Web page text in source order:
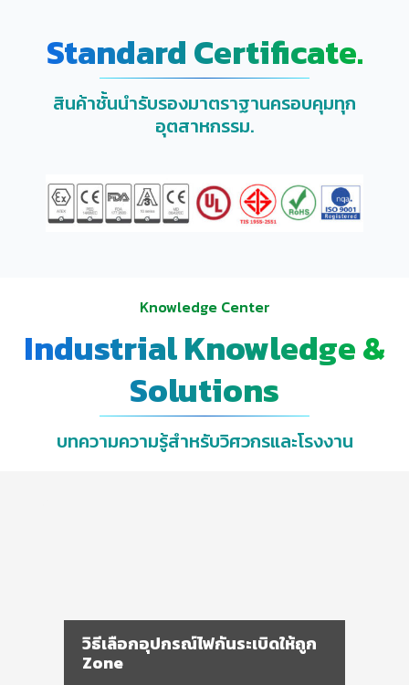
Standard Certificate.
สินค้าชั้นนำรับรองมาตราฐานครอบคุมทุก
อุตสาหกรรม.
Knowledge Center
Industrial Knowledge &
Solutions
บทความความรู้สำหรับวิศวกรและโรงงาน
วิธีเลือกอุปกรณ์ไฟกันระเบิดให้ถูก
Zone